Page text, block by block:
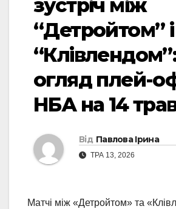
зустріч між
“Детройтом” і
огляд плей-
НБА на 14
Від Павлова Ірина
ТРА 13, 2026
Матчі між «Детройтом» та